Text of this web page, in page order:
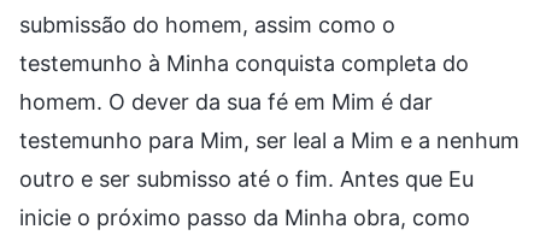
submissão do homem, assim como o
testemunho à Minha conquista completa do
homem. O dever da sua fé em Mim é dar
testemunho para Mim, ser leal a Mim e a nenhum
outro e ser submisso até o fim. Antes que Eu
inicie o próximo passo da Minha obra, como